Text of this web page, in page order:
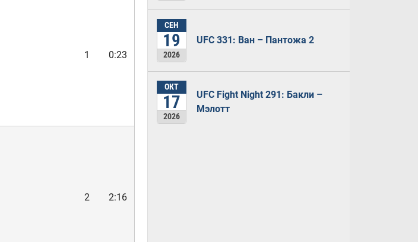
1 0:23
2 2:16
СЕН
19
2026
UFC 331: Ван – Пантожа 2
ОКТ
17
2026
UFC Fight Night 291: Бакли –
Мэлотт